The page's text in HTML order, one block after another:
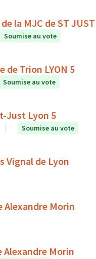
la MJC de ST JUST
Soumise au vote
de Trion LYON 5
Soumise au vote
Just Lyon 5
Soumise au vote
Vignal de Lyon
Alexandre Morin
Alexandre Morin